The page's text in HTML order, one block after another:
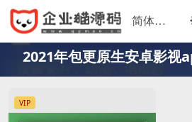
2021年包更原生安卓影视
VIP